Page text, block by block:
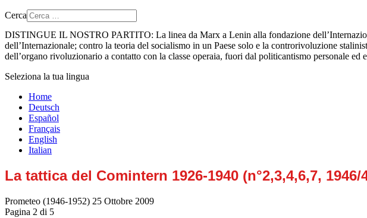
Cerca
DISTINGUE IL NOSTRO PARTITO: La linea da Marx a Lenin alla fondazione
dell’Internazionale; contro la teoria del socialismo in un Paese solo e la controrivoluzione
dell’organo rivoluzionario a contatto con la classe operaia, fuori dal politicantismo personale ed
Seleziona la tua lingua
Home
Deutsch
Español
Français
English
Italian
La tattica del Comintern 1926-1940 (n°2,3,4,6,7, 1946/
Prometeo (1946-1952) 25 Ottobre 2009
Pagina 2 di 5